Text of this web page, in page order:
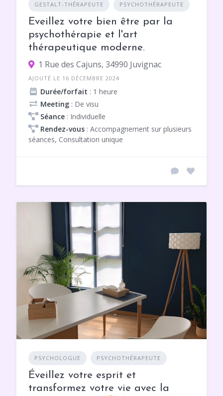
GESTALT-THÉRAPEUTE PSYCHOTHÉRAPEUTE
Eveillez votre bien être par la
psychothérapie et l'art
thérapeutique moderne.
1 Rue des Cajuns, 34990 Juvignac
AJOUTÉ LE 16 DÉCEMBRE 2024
Durée/forfait : 1 heure
Meeting : De visu
Séance : Individuelle
Rendez-vous : Accompagnement sur plusieurs
séances, Consultation unique
PSYCHOLOGUE PSYCHOTHÉRAPEUTE
Éveillez votre esprit et
transformez votre vie avec la